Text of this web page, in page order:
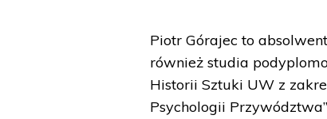
Piotr Górajec to
również studia
Historii Sztuki UW z
Psychologii